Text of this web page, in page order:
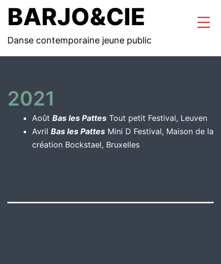
Aller
au
contenu
BARJO&CIE
Danse contemporaine jeune public
2021
Août Bas les Pattes Tout petit Festival, Leuven
Avril Bas les Pattes Mini D Festival, Maison de la
création Bockstael, Bruxelles